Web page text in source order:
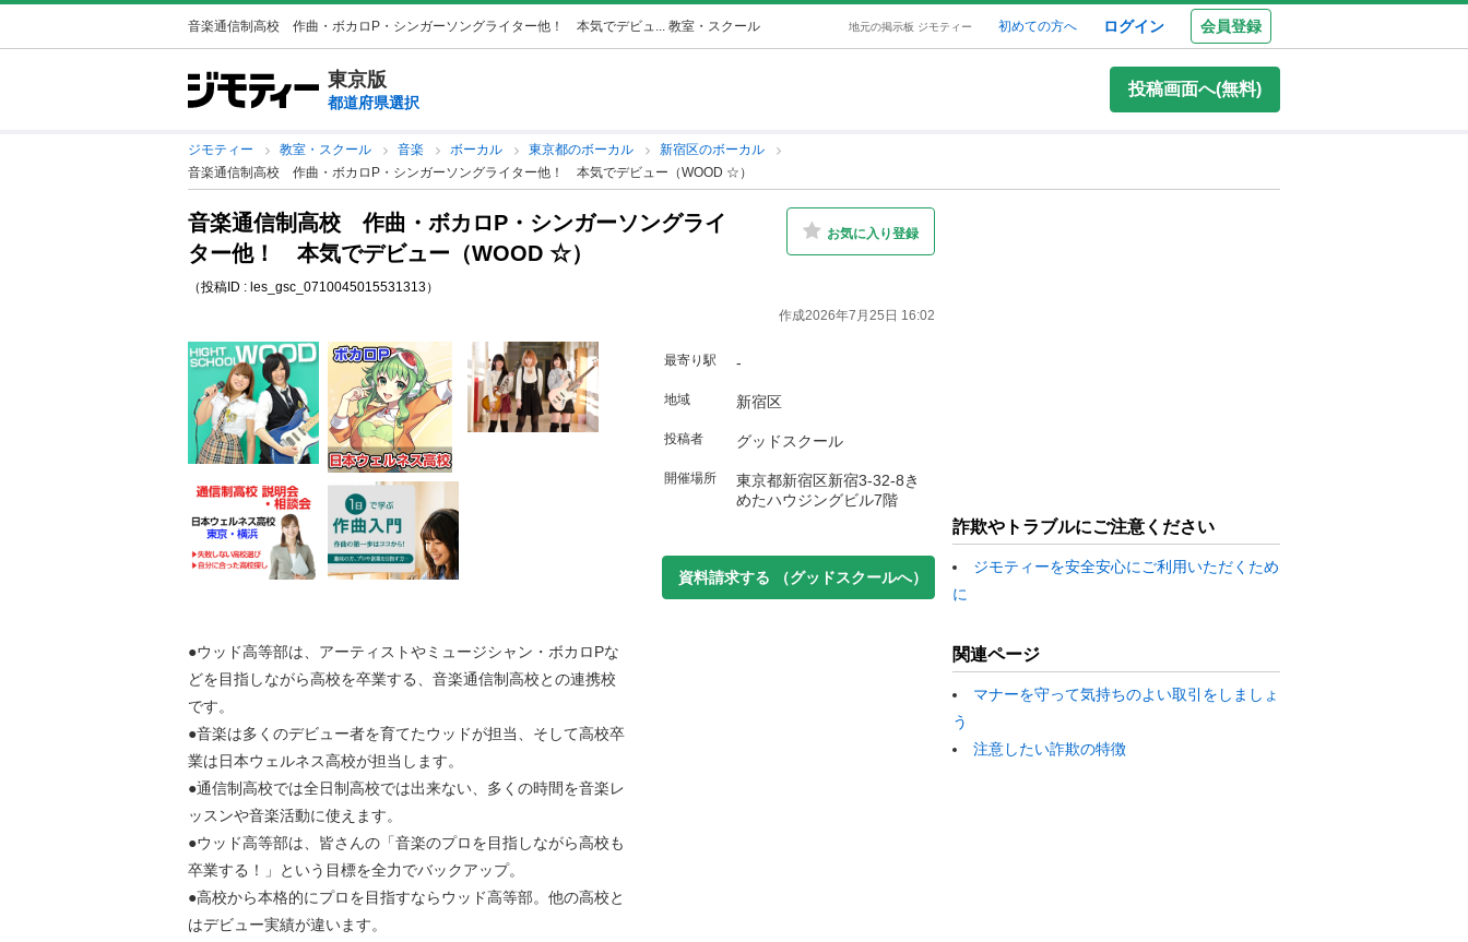
音楽通信制高校 作曲・ボカロP・シンガーソングライター他！ 本気でデビュ... 教室・スクール 地元の掲示板 ジモティー 初めての方へ ログイン 会員登録
東京版
都道府県選択
投稿画面へ(無料)
ジモティー 教室・スクール 音楽 ボーカル 東京都のボーカル
新宿区のボーカル
音楽通信制高校 作曲・ボカロP・シンガーソングライター他！ 本気でデビュー（WOOD ☆）
音楽通信制高校 作曲・ボカロP・シンガーソングライ
ター他！ 本気でデビュー（WOOD ☆）
（投稿ID : les_gsc_0710045015531313）
お気に入り登録
作成2026年7月25日 16:02
●ウッド高等部は、アーティストやミュージシャン・ボカロPな
どを目指しながら高校を卒業する、音楽通信制高校との連携校
です。
●音楽は多くのデビュー者を育てたウッドが担当、そして高校卒
業は日本ウェルネス高校が担当します。
●通信制高校では全日制高校では出来ない、多くの時間を音楽レ
ッスンや音楽活動に使えます。
●ウッド高等部は、皆さんの「音楽のプロを目指しながら高校も
卒業する！」という目標を全力でバックアップ。
●高校から本格的にプロを目指すならウッド高等部。他の高校と
はデビュー実績が違います。
最寄り駅 -
地域 新宿区
投稿者 グッドスクール
開催場所
東京都新宿区新宿3-32-8き
めたハウジングビル7階
資料請求する （グッドスクールへ）
詐欺やトラブルにご注意ください
ジモティーを安全安心にご利用いただくため
に
関連ページ
マナーを守って気持ちのよい取引をしましょ
う
注意したい詐欺の特徴